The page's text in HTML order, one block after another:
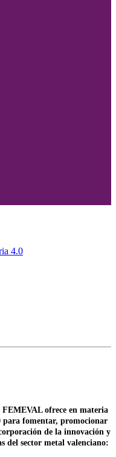
4.0
FEMEVAL ofrece en materia
para fomentar, promocionar
de la innovación y
del sector metal valenciano: